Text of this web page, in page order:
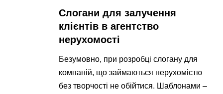
Слогани для залучення
клієнтів в агентство
нерухомості
Безумовно, при розробці слогану для
компаній, що займаються нерухомістю
без творчості не обійтися. Шаблонами –